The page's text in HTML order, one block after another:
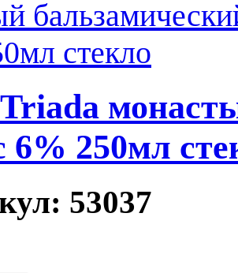
6% 250мл
53037